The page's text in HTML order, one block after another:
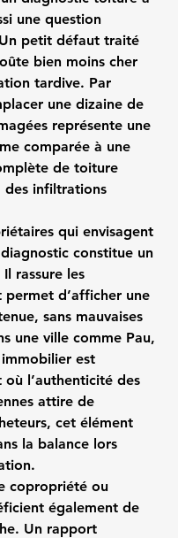
une question
petit défaut traité
bien moins cher
tardive. Par
une dizaine de
représente une
comparée à une
de toiture
des infiltrations
qui envisagent
constitue un
rassure les
permet d’afficher une
sans mauvaises
une ville comme Pau,
est
l’authenticité des
attire de
cet élément
la balance lors
copropriété ou
également de
Un rapport